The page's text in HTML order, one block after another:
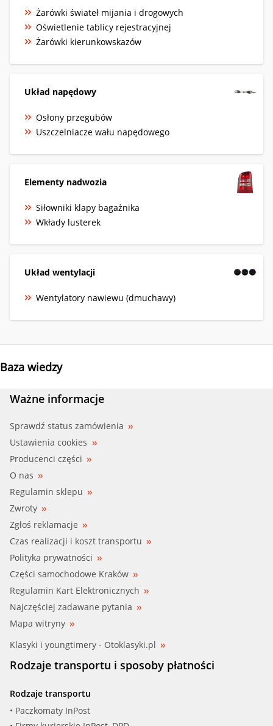
Żarówki świateł mijania i drogowych
Oświetlenie tablicy rejestracyjnej
Żarówki kierunkowskazów
Układ napędowy
Osłony przegubów
Uszczelniacze wału napędowego
Elementy nadwozia
Siłowniki klapy bagażnika
Wkłady lusterek
Układ wentylacji
Wentylatory nawiewu (dmuchawy)
Baza wiedzy
Ważne informacje
Sprawdź status zamówienia
Ustawienia cookies
Producenci części
O nas
Regulamin sklepu
Zwroty
Zgłoś reklamacje
Czas realizacji i koszt transportu
Polityka prywatności
Części samochodowe Kraków
Regulamin Kart Elektronicznych
Najczęściej zadawane pytania
Mapa witryny
Klasyki i youngtimery - Otoklasyki.pl
Rodzaje transportu i sposoby płatności
Rodzaje transportu
• Paczkomaty InPost